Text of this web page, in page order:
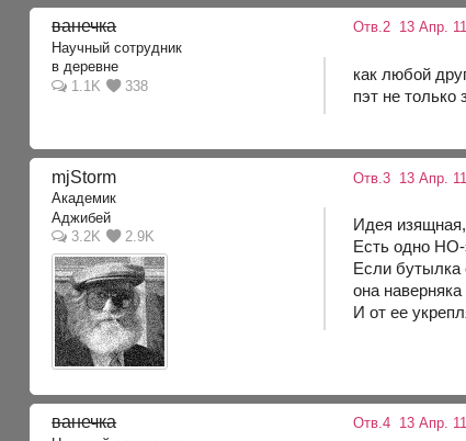
ванечка
Научный сотрудник
в деревне
1.1K
338
Отв.2 13 Апр.
как любой
пэт не только
mjStоrm
Академик
Аджибей
3.2K
2.9K
Отв.3 13 Апр.
Идея
Есть одно НО-
Если бутылка
она
И от ее
ванечка Отв.4 13 Апр.